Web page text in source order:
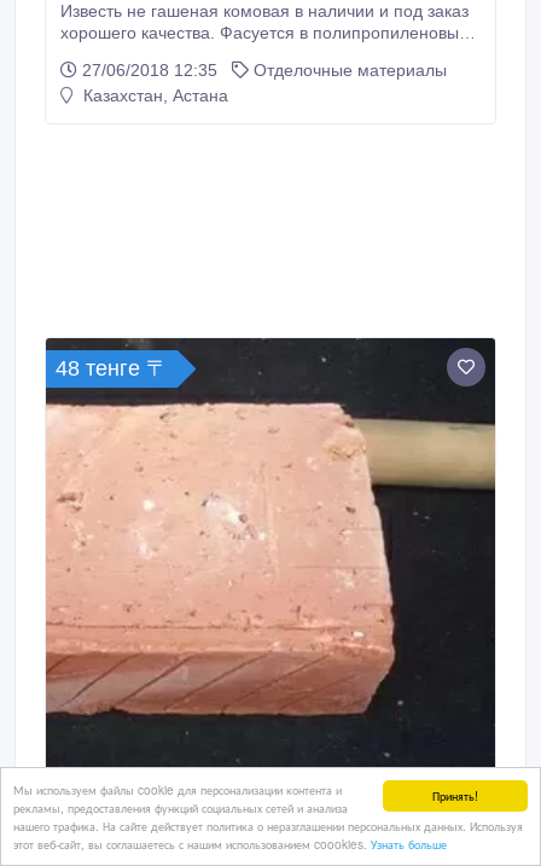
Принять!
Мы используем файлы cookie для персонализации контента и
рекламы, предоставления функций социальных сетей и анализа
нашего трафика. На сайте действует политика о неразглашении персональных данных. Используя
этот веб-сайт, вы соглашаетесь с нашим использованием coookies. Узнать больше
Известь не гашеная комовая в наличии и под заказ
хорошего качества. Фасуется в полипропиленовые
по доставки в регионы Казахстана.
27/06/2018 12:35
Отделочные материалы
Казахстан, Астана
48 тенге 〒
Кирпич керамический, одинарный,
рядовой, полнотелый